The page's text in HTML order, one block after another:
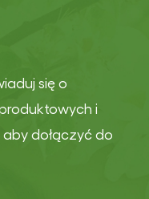
się o
i
aby dołączyć do